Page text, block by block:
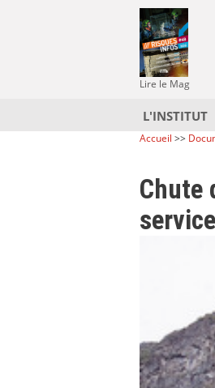
Lire le Mag
L'INSTITUT
Accueil >>
Chute